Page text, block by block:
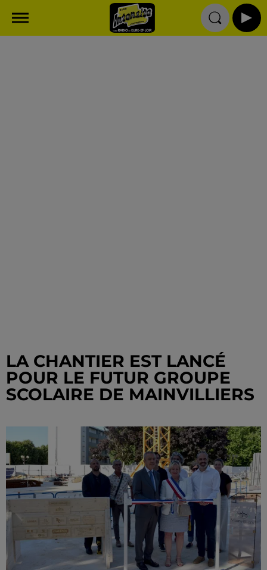
LA CHANTIER EST LANCÉ
POUR LE FUTUR GROUPE
SCOLAIRE DE MAINVILLIERS